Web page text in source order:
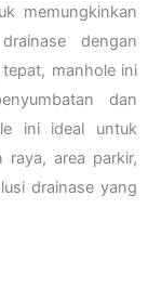
memungkinkan
dengan
manhole ini
dan
ini ideal untuk
raya, area parkir,
drainase yang